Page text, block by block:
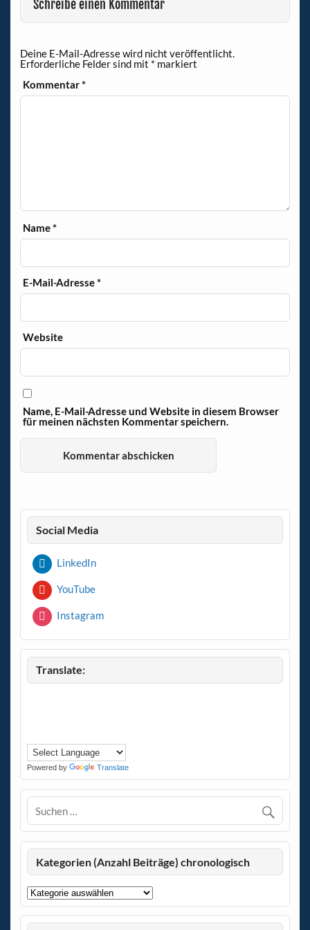
o
k
n
p
p
Schreibe einen Kommentar
Deine E-Mail-Adresse wird nicht veröffentlicht.
Erforderliche Felder sind mit * markiert
Kommentar*
Name*
E-Mail-Adresse*
Website
Name, E-Mail-Adresse und Website in diesem Browser
für meinen nächsten Kommentar speichern.
Social Media
LinkedIn
YouTube
Instagram
Translate:
Powered by Translate
Kategorien (Anzahl Beiträge) chronologisch
Kategorien
(Anzahl
chronologisch